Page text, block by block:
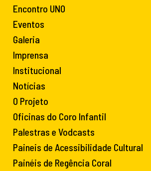
Encontro UNO
Eventos
Galeria
Imprensa
Institucional
Notícias
O Projeto
Oficinas do Coro Infantil
Palestras e Vodcasts
Paineis de Acessibilidade Cultural
Painéis de Regência Coral